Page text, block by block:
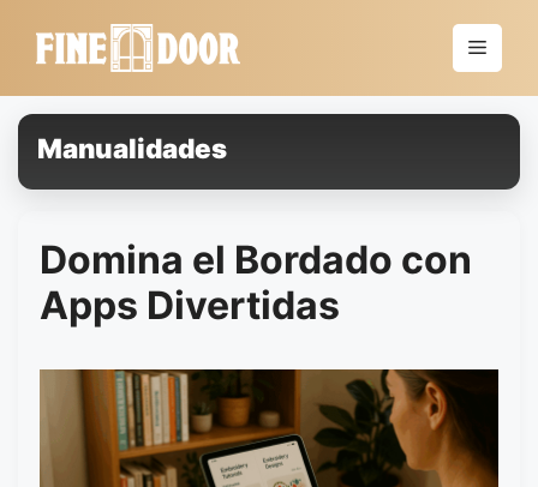
Menú
Manualidades
Domina el Bordado con
Apps Divertidas